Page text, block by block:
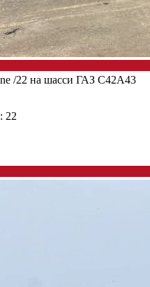
/22 на шасси ГАЗ C42А43
22